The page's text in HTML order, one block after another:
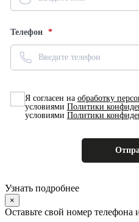
Телефон
Я согласен на обработку
условиями Политики
условиями Политики
Узнать подробнее
×
Оставьте свой номер